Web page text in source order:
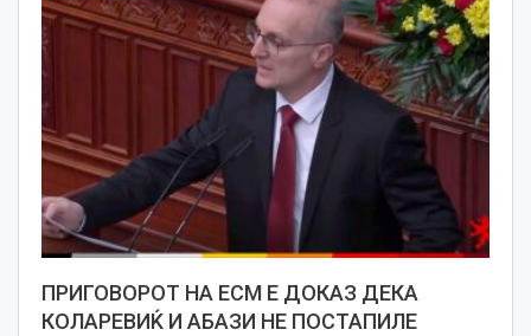
ПРИГОВОРОТ НА ЕСМ Е ДОКАЗ ДЕКА
КОЛАРЕВИЌ И АБАЗИ НЕ ПОСТАПИЛЕ